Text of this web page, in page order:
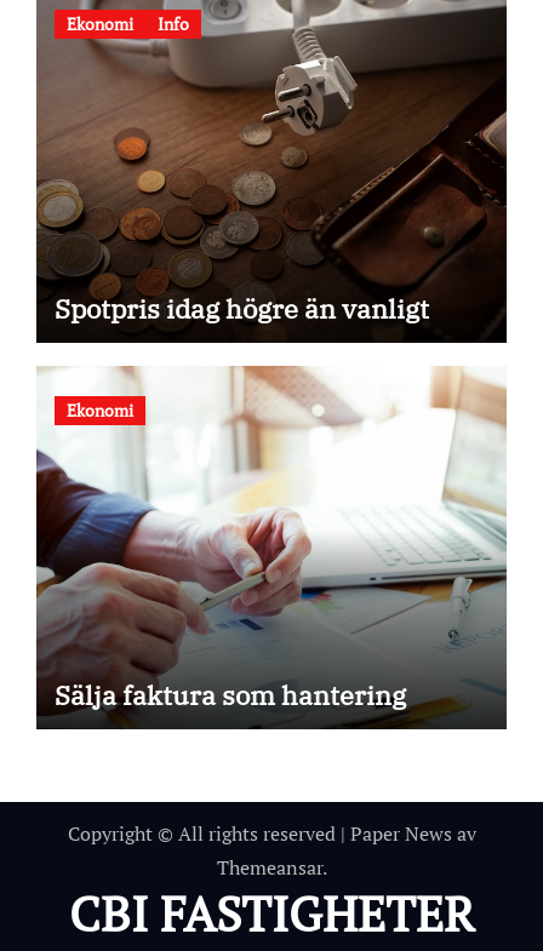
Ekonomi Info
Spotpris idag högre än vanligt
Ekonomi
Sälja faktura som hantering
Copyright © All rights reserved | Paper News av
Themeansar.
CBI FASTIGHETER